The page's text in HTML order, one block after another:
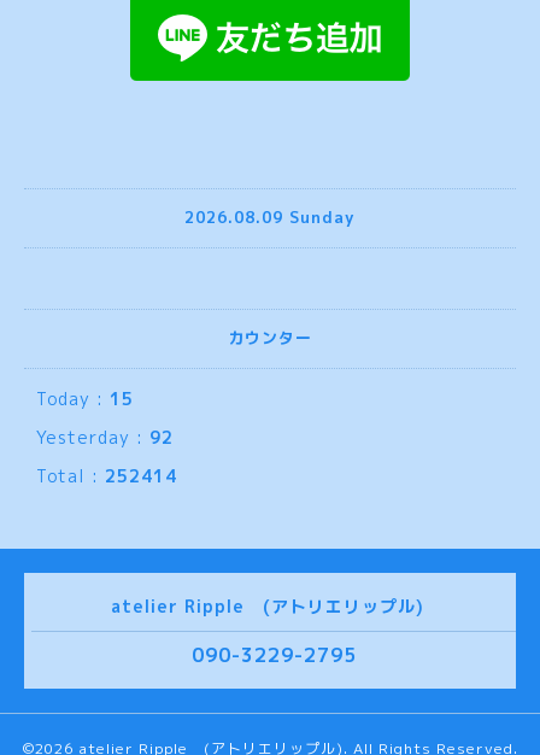
2026.08.09 Sunday
カウンター
Today : 15
Yesterday : 92
Total : 252414
atelier Ripple (アトリエリップル)
090-3229-2795
©2026 atelier Ripple (アトリエリップル). All Rights Reserved.